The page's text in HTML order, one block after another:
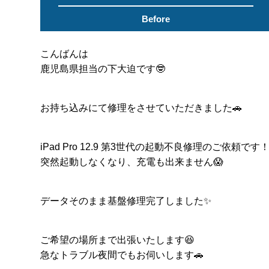
Before
こんばんは
鹿児島県担当の下大迫です🤓
お持ち込みにて修理をさせていただきました🚗
iPad Pro 12.9 第3世代の起動不良修理のご依頼です！
突然起動しなくなり、充電も出来ません😱
データそのまま基盤修理完了しました✨
ご希望の場所まで出張いたします😆
急なトラブル夜間でもお伺いします🚗